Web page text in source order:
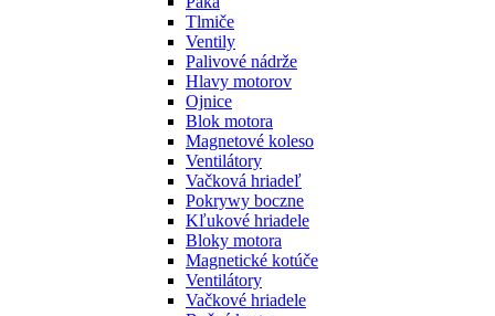
Tlmiče
Ventily
Palivové nádrže
Hlavy motorov
Ojnice
Blok motora
Magnetové koleso
Ventilátory
Vačková hriadeľ
Pokrywy boczne
Kľukové hriadele
Bloky motora
Magnetické kotúče
Ventilátory
Vačkové hriadele